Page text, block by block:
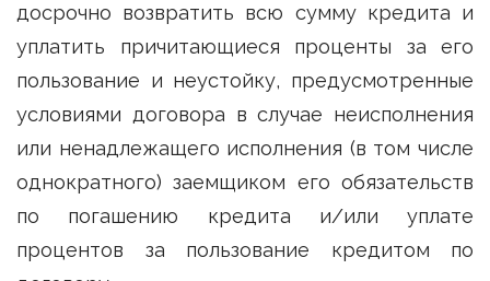
досрочно возвратить всю сумму кредита и
уплатить причитающиеся проценты за его
пользование и неустойку, предусмотренные
условиями договора в случае неисполнения
или ненадлежащего исполнения (в том числе
однократного) заемщиком его обязательств
по погашению кредита и/или уплате
процентов за пользование кредитом по